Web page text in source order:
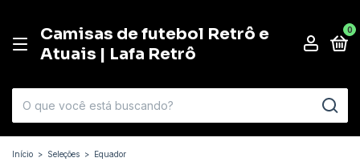
Camisas de futebol Retrô e
Atuais | Lafa Retrô
0
Início > Seleções > Equador